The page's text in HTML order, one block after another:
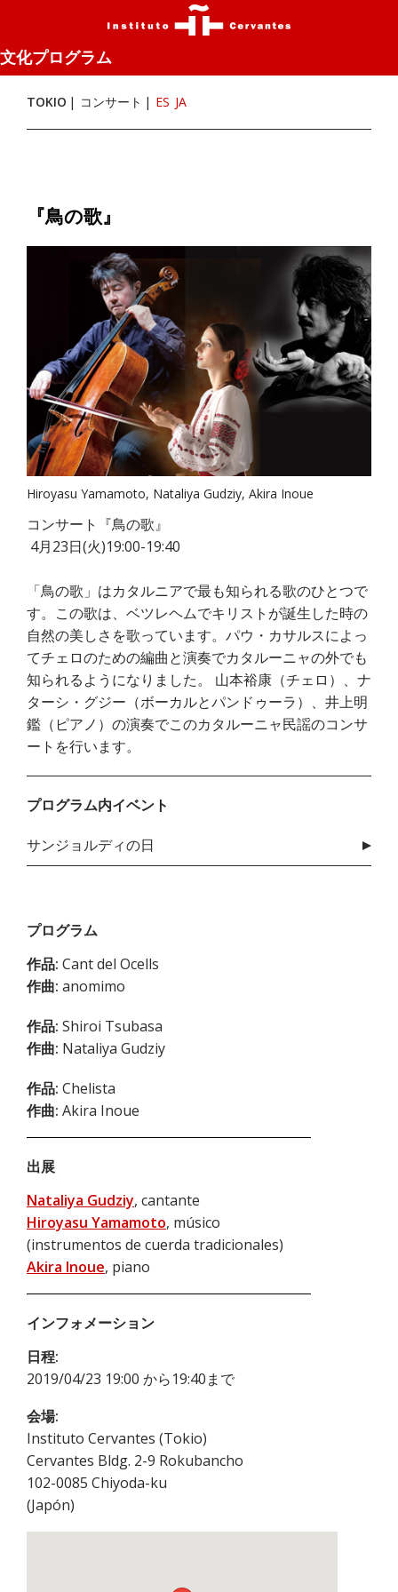
文化プログラム
TOKIO コンサート ES JA
『鳥の歌』
Hiroyasu Yamamoto, Nataliya Gudziy, Akira Inoue
コンサート『鳥の歌』
4月23日(火)19:00-19:40
「鳥の歌」はカタルニアで最も知られる歌のひとつで
す。この歌は、ベツレヘムでキリストが誕生した時の
自然の美しさを歌っています。パウ・カサルスによっ
てチェロのための編曲と演奏でカタルーニャの外でも
知られるようになりました。 山本裕康（チェロ）、ナ
ターシ・グジー（ボーカルとパンドゥーラ）、井上明
鑑（ピアノ）の演奏でこのカタルーニャ民謡のコンサ
ートを行います。
プログラム内イベント
サンジョルディの日
プログラム
作品: Cant del Ocells
作曲: anomimo
作品: Shiroi Tsubasa
作曲: Nataliya Gudziy
作品: Chelista
作曲: Akira Inoue
出展
Nataliya Gudziy, cantante
Hiroyasu Yamamoto, músico
(instrumentos de cuerda tradicionales)
Akira Inoue, piano
インフォメーション
日程:
2019/04/23 19:00 から19:40まで
会場:
Instituto Cervantes (Tokio)
Cervantes Bldg. 2-9 Rokubancho
102-0085 Chiyoda-ku
(Japón)